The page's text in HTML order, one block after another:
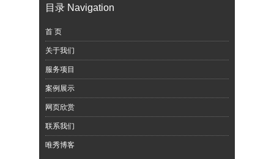
目录 Navigation
首 页
关于我们
服务项目
案例展示
网页欣赏
联系我们
唯秀博客